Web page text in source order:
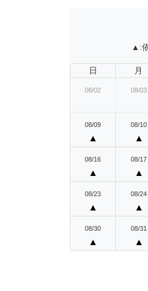
▲:
日 月
08/02 08/03
08/09
▲
08/10
▲
08/16
▲
08/17
▲
08/23
▲
08/24
▲
08/30
▲
08/31
▲